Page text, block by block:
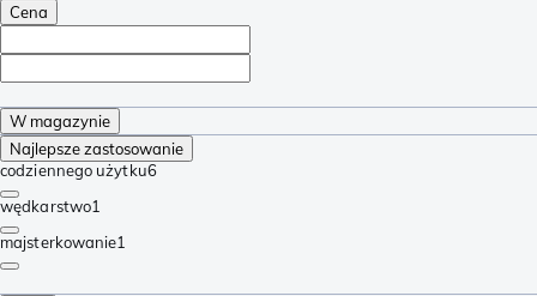
Cena
W magazynie
Najlepsze zastosowanie
codziennego użytku6
wędkarstwo1
majsterkowanie1